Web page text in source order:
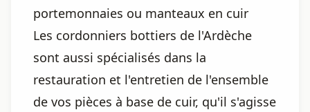
portemonnaies ou manteaux en cuir
Les cordonniers bottiers de l'Ardèche
sont aussi spécialisés dans la
restauration et l'entretien de l'ensemble
de vos pièces à base de cuir, qu'il s'agisse